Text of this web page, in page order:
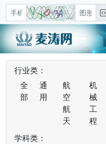
行业类：
全
部
通
用
航
空
航
天
机
械
工
程
学科类：